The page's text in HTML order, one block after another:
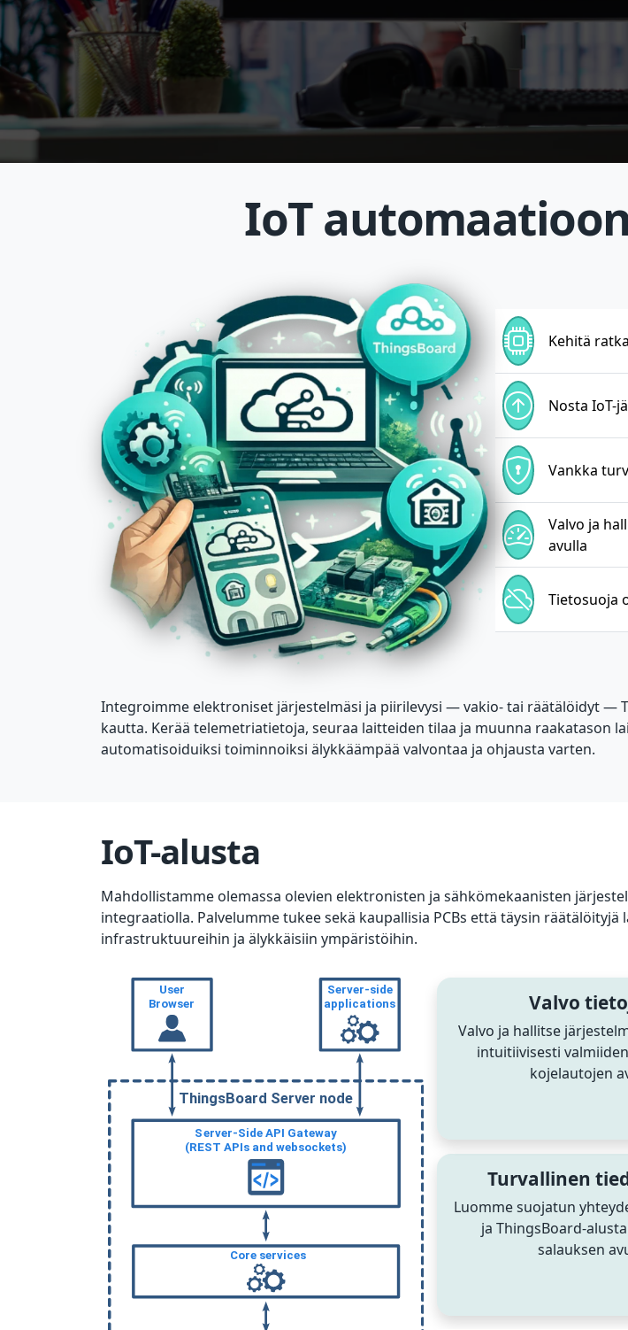
IoT
Kehitä
Nosta IoT-
Vankka
Valvo ja
avulla
Tietosuoja
Integroimme elektroniset järjestelmäsi ja piirilevysi — vakio- tai räätälöidyt —
kautta. Kerää telemetriatietoja, seuraa laitteiden tilaa ja muunna raakatason
automatisoiduiksi toiminnoiksi älykkäämpää valvontaa ja ohjausta varten.
IoT-alusta
Mahdollistamme olemassa olevien elektronisten ja sähkömekaanisten
integraatiolla. Palvelumme tukee sekä kaupallisia PCBs että täysin
infrastruktuureihin ja älykkäisiin ympäristöihin.
Valvo
Valvo ja hallitse
intuitiivisesti
kojelautojen
Turvallinen
Luomme suojatun
ja ThingsBoard-
salauksen